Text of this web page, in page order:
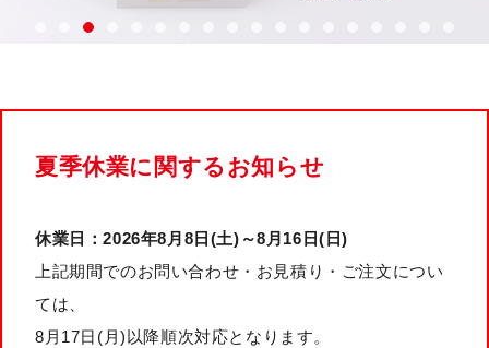
夏季休業に関するお知らせ
休業日：2026年8月8日(土)～8月16日(日)
上記期間でのお問い合わせ・お見積り・ご注文につい
ては、
8月17日(月)以降順次対応となります。